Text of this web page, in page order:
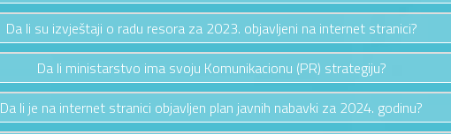
Da li su izvještaji o radu resora za 2023. objavljeni na internet stranici?
Da li ministarstvo ima svoju Komunikacionu (PR) strategiju?
Da li je na internet stranici objavljen plan javnih nabavki za 2024. godinu?